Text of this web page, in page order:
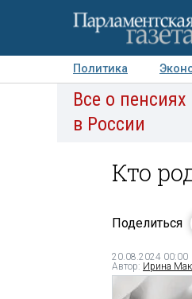
Политика
Авторы Персоны
Все о пенсиях
в России
Кто
Поделиться
20.08.2024 00:00
Автор: Ирина